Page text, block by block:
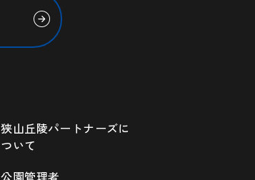
狭山丘陵パートナーズに
ついて
公園管理者